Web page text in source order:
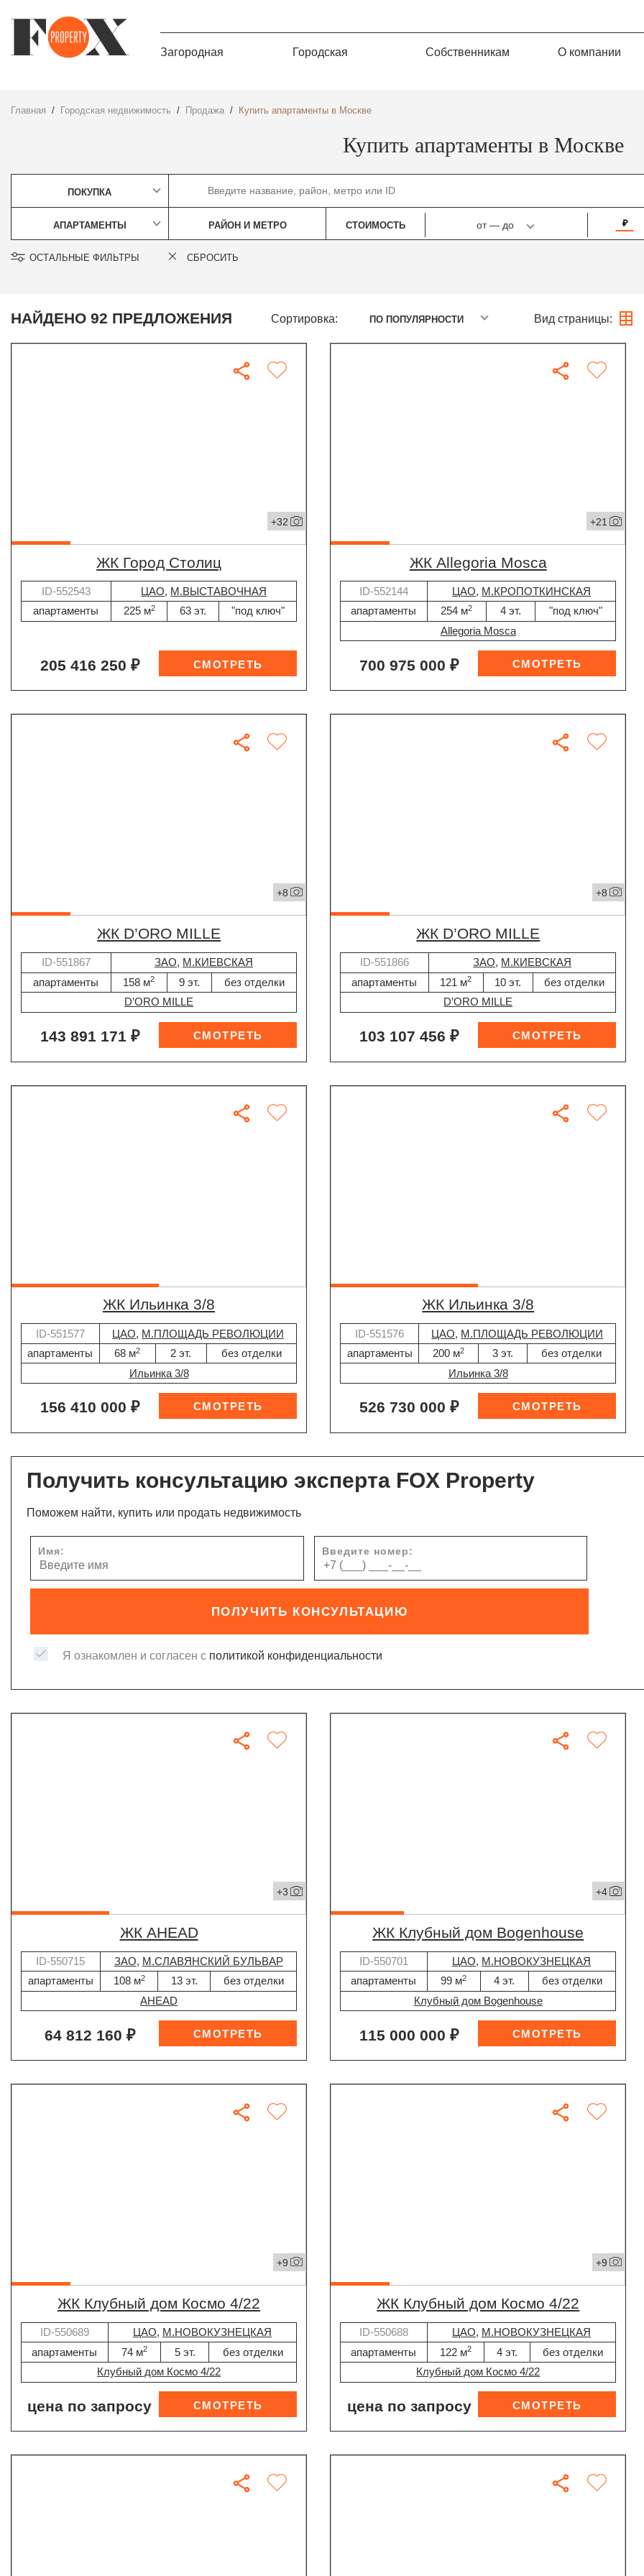
Загородная Городская Собственникам О компании
Главная Городская недвижимость Продажа Купить апартаменты в Москве
Купить апартаменты в Москве
ПОКУПКА
АПАРТАМЕНТЫ РАЙОН И МЕТРО СТОИМОСТЬ от—до ₽
ОСТАЛЬНЫЕ ФИЛЬТРЫ СБРОСИТЬ
НАЙДЕНО 92 ПРЕДЛОЖЕНИЯ Сортировка: ПО ПОПУЛЯРНОСТИ Вид страницы:
+32
ЖК Город Столиц
ID-552543 ЦАО, М.ВЫСТАВОЧНАЯ
апартаменты
225 м2 63 эт. "под ключ"
205 416 250 ₽
+21
ЖК Allegoria Mosca
ID-552144 ЦАО, М.КРОПОТКИНСКАЯ
апартаменты
254 м2 4 эт.
"под ключ"
Allegoria Mosca
700 975 000 ₽
+8
ЖК D’ORO MILLE
ID-551867 ЗАО, М.КИЕВСКАЯ
апартаменты
158 м2 9 эт.
без отделки
D’ORO MILLE
143 891 171 ₽
+8
ЖК D’ORO MILLE
ID-551866 ЗАО, М.КИЕВСКАЯ
апартаменты
121 м2 10 эт.
без отделки
D’ORO MILLE
103 107 456 ₽
ЖК Ильинка 3/8
ID-551577 ЦАО, М.ПЛОЩАДЬ РЕВОЛЮЦИИ
апартаменты
68 м2 2 эт.
без отделки
Ильинка 3/8
156 410 000 ₽
ЖК Ильинка 3/8
ID-551576 ЦАО, М.ПЛОЩАДЬ РЕВОЛЮЦИИ
апартаменты
200 м2 3 эт.
без отделки
Ильинка 3/8
526 730 000 ₽
Получить консультацию эксперта FOX Property
Поможем найти, купить или продать недвижимость
Имя: Введите номер:
ПОЛУЧИТЬ КОНСУЛЬТАЦИЮ
Я ознакомлен и согласен с политикой конфиденциальности
+3
ЖК AHEAD
ID-550715 ЗАО, М.СЛАВЯНСКИЙ БУЛЬВАР
апартаменты
108 м2 13 эт.
без отделки
AHEAD
64 812 160 ₽
+4
ЖК Клубный дом Bogenhouse
ID-550701 ЦАО, М.НОВОКУЗНЕЦКАЯ
апартаменты
99 м2 4 эт.
без отделки
Клубный дом Bogenhouse
115 000 000 ₽
+9
ЖК Клубный дом Космо 4/22
ID-550689 ЦАО, М.НОВОКУЗНЕЦКАЯ
апартаменты
74 м2 5 эт.
без отделки
Клубный дом Космо 4/22
цена по запросу
+9
ЖК Клубный дом Космо 4/22
ID-550688 ЦАО, М.НОВОКУЗНЕЦКАЯ
апартаменты
122 м2 4 эт.
без отделки
Клубный дом Космо 4/22
цена по запросу